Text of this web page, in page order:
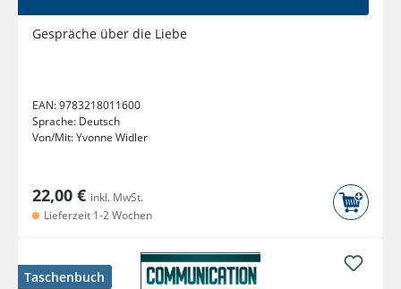
Gespräche über die Liebe
EAN:9783218011600
Sprache: Deutsch
Von/Mit:Yvonne Widler
22,00 € inkl. MwSt.
Lieferzeit 1-2 Wochen
Taschenbuch